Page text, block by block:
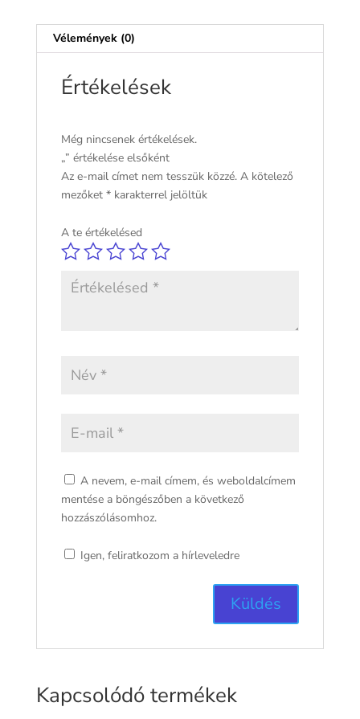
Vélemények (0)
Értékelések
Még nincsenek értékelések.
„” értékelése elsőként
Az e-mail címet nem tesszük közzé. A kötelező
mezőket *karakterrel jelöltük
A te értékelésed
A nevem, e-mail címem, és weboldalcímem
mentése a böngészőben a következő
hozzászólásomhoz.
Igen, feliratkozom a hírleveledre
Kapcsolódó termékek